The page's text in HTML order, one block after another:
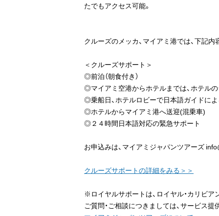
たでもアクセス可能。
クルーズのメッカ、マイアミ港では、下記
＜クルーズサポート＞
◎前泊（朝食付き）
◎マイアミ空港からホテルまでは、ホテル
◎乗船日、ホテルロビーで日本語ガイドに
◎ホテルからマイアミ港へ送迎(混乗車)
◎２４時間日本語対応の緊急サポート
お申込みは、マイアミジャパンツアーズ
クルーズサポートの詳細をみる＞＞
※ロイヤルサポートは、ロイヤル・カリビ
ご質問・ご相談につきましては、サービス